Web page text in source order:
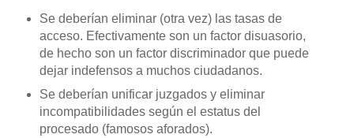
Se deberían eliminar (otra vez) las tasas de
acceso. Efectivamente son un factor disuasorio,
de hecho son un factor discriminador que puede
dejar indefensos a muchos ciudadanos.
Se deberían unificar juzgados y eliminar
incompatibilidades según el estatus del
procesado (famosos aforados).